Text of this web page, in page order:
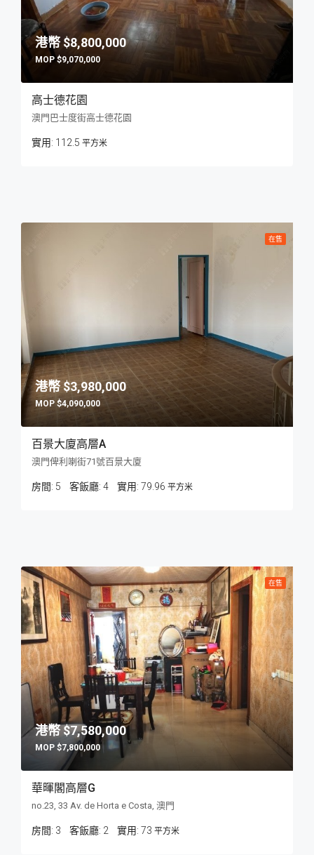
$8,800,000
$9,070,000
高士德花園
澳門巴士度街高士德花園
112.5 平方米
在售
$3,980,000
$4,090,000
百景大廈高層A
澳門俾利喇街71號百景大廈
房間: 5 客飯廳: 4 79.96 平方米
在售
$7,580,000
$7,800,000
華暉閣高層G
no.23, 33 Av. de Horta e Costa, 澳門
房間: 3 客飯廳: 2 73 平方米